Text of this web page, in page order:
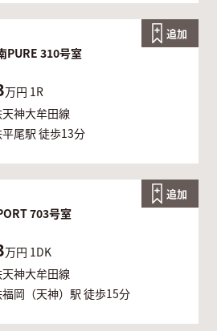
PURE 310号室
万円 1R
神大牟田線
尾駅 徒歩13分
追加
703号室
万円 1DK
神大牟田線
岡（天神）駅 徒歩15分
追加